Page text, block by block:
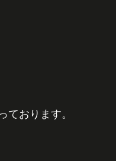
ております。